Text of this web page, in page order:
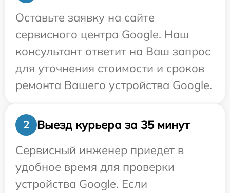
Оставьте заявку на сайте
сервисного центра Google. Наш
консультант ответит на Ваш запрос
для уточнения стоимости и сроков
ремонта Вашего устройства Google.
2
Выезд курьера за 35 минут
Сервисный инженер приедет в
удобное время для проверки
устройства Google. Если